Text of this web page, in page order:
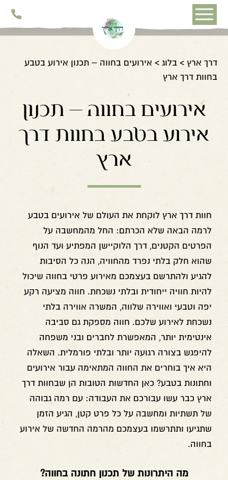
דלג לסרגל הניווט
דלג לתוכן
דרך ארץ בלוג
אירועים בחווה – תכנון אירוע בטבע
בחוות דרך ארץ
אירועים בחווה – תכנון
אירוע בטבע בחוות דרך
ארץ
חוות דרך ארץ לוקחת את העולם של אירועים בטבע
לרמה הבאה שלא הכרתם: החל מהמחשבה על
הפרטים הקטנים, דרך הלוקיישן המפתיע ועד הנוף
שהוא חלק בלתי נפרד מהחוויה, הנה כל הסיבות
להגיע ולהתרשם בעצמכם מאירוע פרטי בחווה שיכול
להיות חוויה ייחודית ובלתי נשכחת. חווה מציעה רקע
יפה וטבעי ואווירה שלווה, המשרה אווירה בלתי
נשכחת לאירוע שלכם. חווה מספקת גם סביבה
אינטימית יותר, המאפשרת לחברים ובני משפחה
להיפגש בצורה רגועה יותר ובלתי פורמלית. השאלה
היא איך בוחרים את החווה המתאימה עבור אירועים
וחתונות בטבע? כאן החדשות הטובות הן שבחוות דרך
ארץ כבר עשו עבורכם את העבודה: עם רמה גבוהה
של תשתיות ומחשבה על כל פרט קטן, הגיע הזמן
שתגיעו ותתרשמו בעצמכם מהרמה החדשה של אירוע
בחווה.
מה היתרונות של תכנון חתונה בחווה?